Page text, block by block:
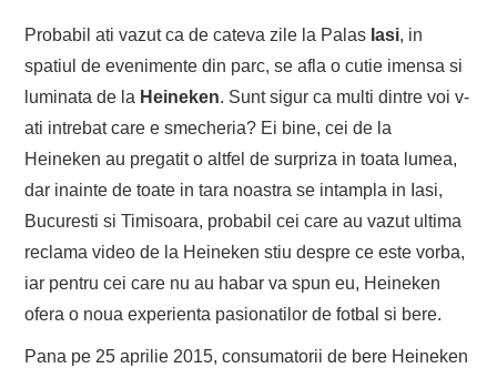
Probabil ati vazut ca de cateva zile la Palas Iasi, in
spatiul de evenimente din parc, se afla o cutie imensa si
luminata de la Heineken. Sunt sigur ca multi dintre voi v-
ati intrebat care e smecheria? Ei bine, cei de la
Heineken au pregatit o altfel de surpriza in toata lumea,
dar inainte de toate in tara noastra se intampla in Iasi,
Bucuresti si Timisoara, probabil cei care au vazut ultima
reclama video de la Heineken stiu despre ce este vorba,
iar pentru cei care nu au habar va spun eu, Heineken
ofera o noua experienta pasionatilor de fotbal si bere.
Pana pe 25 aprilie 2015, consumatorii de bere Heineken